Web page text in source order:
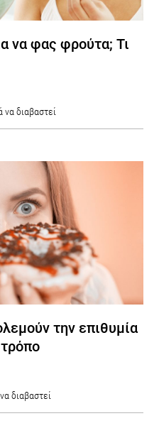
να φας φρούτα; Τι
να διαβαστεί
την επιθυμία
διαβαστεί